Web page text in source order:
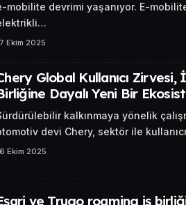
mobilite devrimi yaşanıyor. E-
Ekim 2025
Global Kullanıcı
Dayalı Yeni Bir
kalkınmaya yönelik
devi Chery, sektör ile
Ekim 2025
ve Trugo roaming iş